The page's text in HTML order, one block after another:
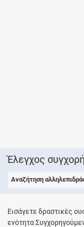
Έλεγχος
Αναζήτηση
Εισάγετε δραστικές
ενότητα